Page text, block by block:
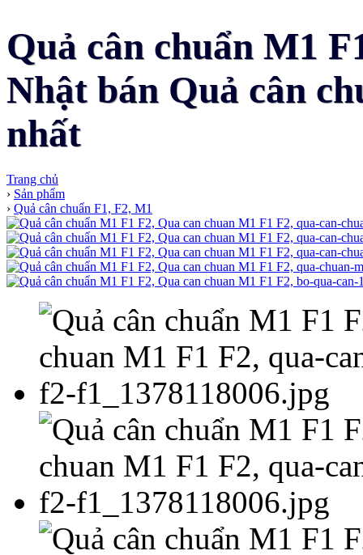
Quả cân chuẩn M1
Nhật bán Quả cân
nhất
Trang chủ
› Sản phẩm
› Quả cân chuẩn F1, F2, M1